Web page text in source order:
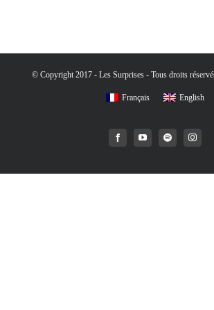
© Copyright 2017 - Les Surprises - Tous droits
Français English
FacebookYouTubeSpotify